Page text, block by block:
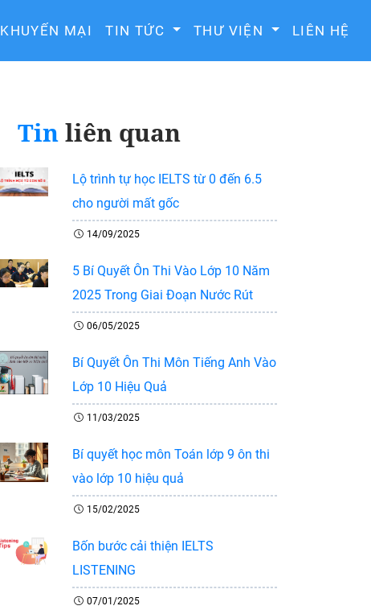
KHUYẾN MẠI TIN TỨC THƯ VIỆN LIÊN HỆ
Tinliên quan
Lộ trình tự học IELTS từ 0 đến 6.5
cho người mất gốc
14/09/2025
5 Bí Quyết Ôn Thi Vào Lớp 10 Năm
2025 Trong Giai Đoạn Nước Rút
06/05/2025
Bí Quyết Ôn Thi Môn Tiếng Anh Vào
Lớp 10 Hiệu Quả
11/03/2025
Bí quyết học môn Toán lớp 9 ôn thi
vào lớp 10 hiệu quả
15/02/2025
Bốn bước cải thiện IELTS
LISTENING
07/01/2025